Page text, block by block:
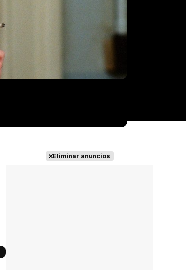
Eliminar anuncios